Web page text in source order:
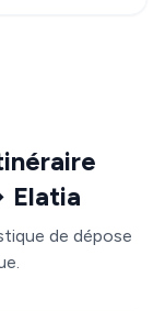
Elatia
de dépose